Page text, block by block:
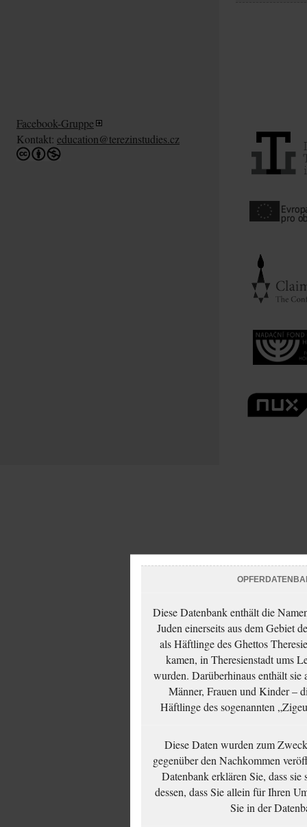
Facebook-Gruppe
Kontakt: education@terezinstudies.cz
Diese Datenbank enthält die
Juden einerseits aus dem Gebiet
als Häftlinge des Ghettos
kamen, in Theresienstadt ums
wurden. Darüberhinaus enthält
Männer, Frauen und Kinder –
Häftlinge des sogenannten
Diese Daten wurden zum
gegenüber den Nachkommen
Datenbank erklären Sie, dass sie
dessen, dass Sie allein für Ihren
Sie in der